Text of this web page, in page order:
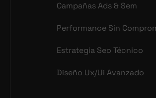
Campañas Ads & Sem
Performance Sin
Estrategia Seo Técnico
Diseño Ux/ui Avanzado